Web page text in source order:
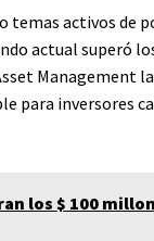
temas activos de
actual superó
Management
para inversores
los $ 100